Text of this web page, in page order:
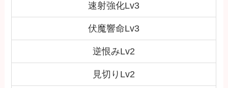
速射強化Lv3
伏魔響命Lv3
逆恨みLv2
見切りLv2